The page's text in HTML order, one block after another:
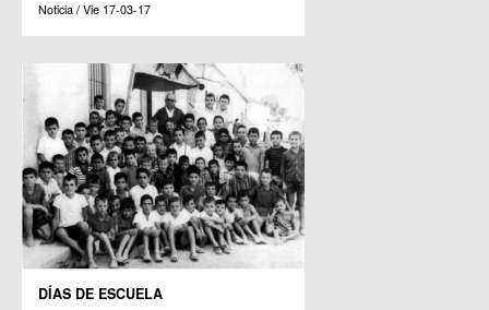
Noticia / Vie 17-03-17
DÍAS DE ESCUELA